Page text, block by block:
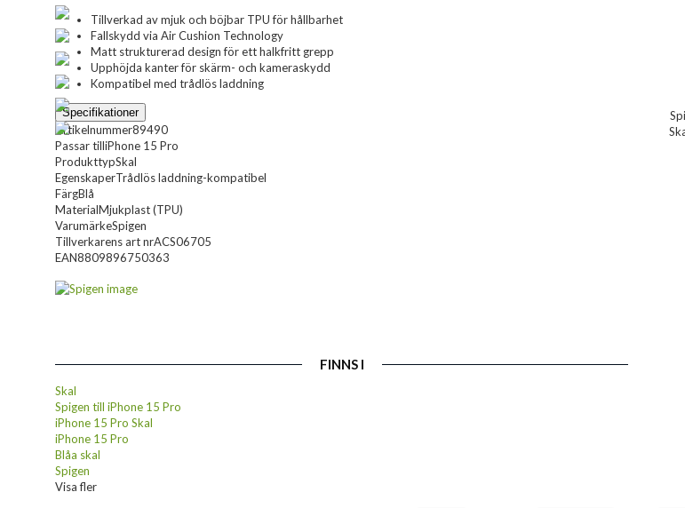
Tillverkad av mjuk och böjbar TPU för hållbarhet
Fallskydd via Air Cushion Technology
Matt strukturerad design för ett halkfritt grepp
Upphöjda kanter för skärm- och kameraskydd
Kompatibel med trådlös laddning
Specifikationer
Artikelnummer89490
Passar tilliPhone 15 Pro
ProdukttypSkal
EgenskaperTrådlös laddning-kompatibel
FärgBlå
MaterialMjukplast (TPU)
VarumärkeSpigen
Tillverkarens art nrACS06705
EAN8809896750363
FINNS I
Skal
Spigen till iPhone 15 Pro
iPhone 15 Pro Skal
iPhone 15 Pro
Blåa skal
Spigen
Visa fler